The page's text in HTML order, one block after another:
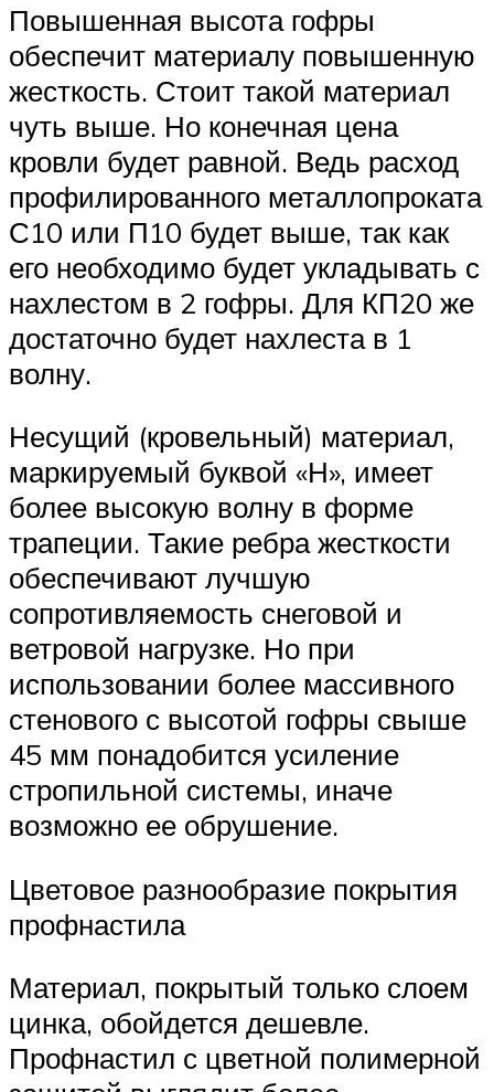
Повышенная высота гофры
обеспечит материалу повышенную
жесткость. Стоит такой материал
чуть выше. Но конечная цена
кровли будет равной. Ведь расход
профилированного металлопроката
С10 или П10 будет выше, так как
его необходимо будет укладывать с
нахлестом в 2 гофры. Для КП20 же
достаточно будет нахлеста в 1
волну.
Несущий (кровельный) материал,
маркируемый буквой «Н», имеет
более высокую волну в форме
трапеции. Такие ребра жесткости
обеспечивают лучшую
сопротивляемость снеговой и
ветровой нагрузке. Но при
использовании более массивного
стенового с высотой гофры свыше
45 мм понадобится усиление
стропильной системы, иначе
возможно ее обрушение.
Цветовое разнообразие покрытия
профнастила
Материал, покрытый только слоем
цинка, обойдется дешевле.
Профнастил с цветной полимерной